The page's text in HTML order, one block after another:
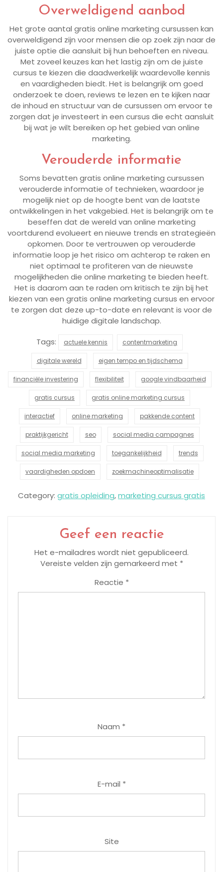
Overweldigend aanbod
Het grote aantal gratis online marketing cursussen kan
overweldigend zijn voor mensen die op zoek zijn naar de
juiste optie die aansluit bij hun behoeften en niveau.
Met zoveel keuzes kan het lastig zijn om de juiste
cursus te kiezen die daadwerkelijk waardevolle kennis
en vaardigheden biedt. Het is belangrijk om goed
onderzoek te doen, reviews te lezen en te kijken naar
de inhoud en structuur van de cursussen om ervoor te
zorgen dat je investeert in een cursus die echt aansluit
bij wat je wilt bereiken op het gebied van online
marketing.
Verouderde informatie
Soms bevatten gratis online marketing cursussen
verouderde informatie of technieken, waardoor je
mogelijk niet op de hoogte bent van de laatste
ontwikkelingen in het vakgebied. Het is belangrijk om te
beseffen dat de wereld van online marketing
voortdurend evolueert en nieuwe trends en strategieën
opkomen. Door te vertrouwen op verouderde
informatie loop je het risico om achterop te raken en
niet optimaal te profiteren van de nieuwste
mogelijkheden die online marketing te bieden heeft.
Het is daarom aan te raden om kritisch te zijn bij het
kiezen van een gratis online marketing cursus en ervoor
te zorgen dat deze up-to-date en relevant is voor de
huidige digitale landschap.
Tags:
actuele kennis contentmarketing
digitale wereld eigen tempo en tijdschema
financiële investering flexibiliteit google vindbaarheid
gratis cursus gratis online marketing cursus
interactief online marketing pakkende content
praktijkgericht seo social media campagnes
social media marketing toegankelijkheid trends
vaardigheden opdoen zoekmachineoptimalisatie
Category: gratis opleiding,marketing cursus gratis
Geef een reactie
Het e-mailadres wordt niet gepubliceerd.
Vereiste velden zijn gemarkeerd met *
Reactie *
Naam *
E-mail *
Site